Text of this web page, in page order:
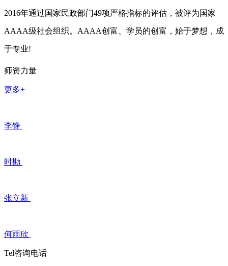
2016年通过国家民政部门49项严格指标的评估，被评为国家
AAAA级社会组织。AAAA创富、学员的创富，始于梦想，成
于专业!
师资力量
更多+
李铮
时勘
张立新
何雨欣
Tel咨询电话